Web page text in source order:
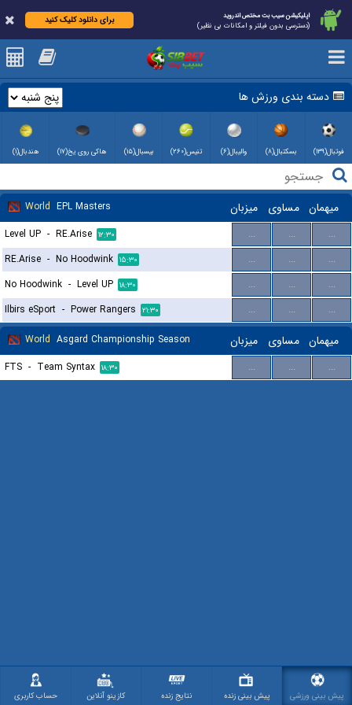
اپلیکیشن سیب بت مختص اندروید
(دسترسی بدون فیلتر و امکانات بی نظیر)
برای دانلود کلیک کنید
دسته بندی ورزش ها
فوتبال(۱۳۹) بسکتبال(۸) والیبال(۶) تنیس(۲۶۰) بیسبال(۱۵) هاکی روی یخ(۱۷) هندبال(۱)
World EPL Masters میزبان مساوی میهمان
Level UP - RE.Arise ۱۲:۳۰ ... ...
...
RE.Arise - No Hoodwink ۱۵:۳۰ ... ...
...
No Hoodwink - Level UP ۱۸:۳۰ ... ...
...
Ilbirs eSport - Power Rangers ۲۱:۳۰ ... ...
...
World Asgard Championship Season میزبان مساوی میهمان
FTS - Team Syntax ۱۸:۳۰ ... ... ...
پیش بینی ورزشی پیش بینی زنده نتایج زنده کازینو آنلاین حساب کاربری